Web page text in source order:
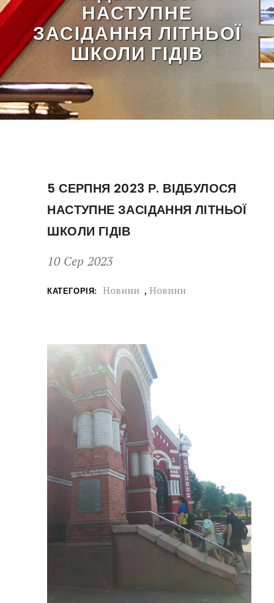
НАСТУПНЕ
ЗАСІДАННЯ ЛІТНЬОЇ
ШКОЛИ ГІДІВ
5 СЕРПНЯ 2023 Р. ВІДБУЛОСЯ
НАСТУПНЕ ЗАСІДАННЯ ЛІТНЬОЇ
ШКОЛИ ГІДІВ
10 Сер 2023
КАТЕГОРІЯ: Новини , Новини